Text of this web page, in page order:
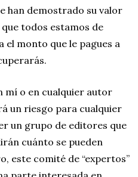
han demostrado su valor
todos estamos de
el monto que le pagues a
mí o en cualquier autor
un riesgo para cualquier
un grupo de editores que
cuánto se pueden
este comité de “expertos”